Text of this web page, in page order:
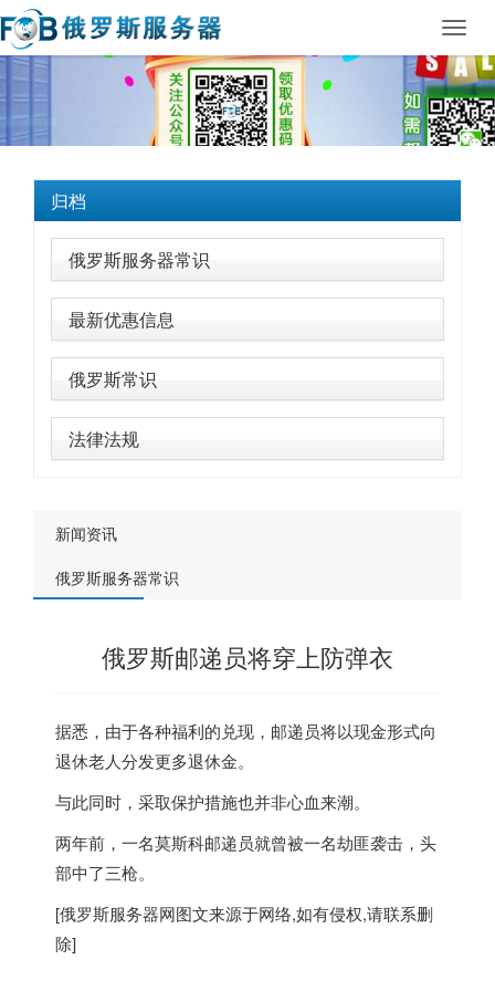
归档
俄罗斯服务器常识
最新优惠信息
俄罗斯常识
法律法规
新闻资讯
俄罗斯服务器常识
俄罗斯邮递员将穿上防弹衣
据悉，由于各种福利的兑现，邮递员将以现金形式向
退休老人分发更多退休金。
与此同时，采取保护措施也并非心血来潮。
两年前，一名莫斯科邮递员就曾被一名劫匪袭击，头
部中了三枪。
[俄罗斯服务器网图文来源于网络,如有侵权,请联系删
除]